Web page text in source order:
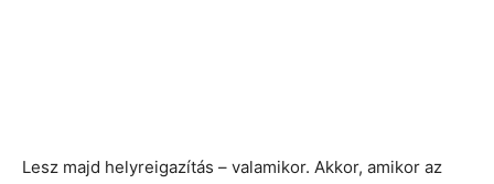
Lesz majd helyreigazítás – valamikor. Akkor, amikor az